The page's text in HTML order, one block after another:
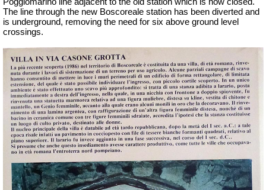
The line through the new Boscoreale station has been diverted and
is underground, removing the need for six above ground level
crossings.